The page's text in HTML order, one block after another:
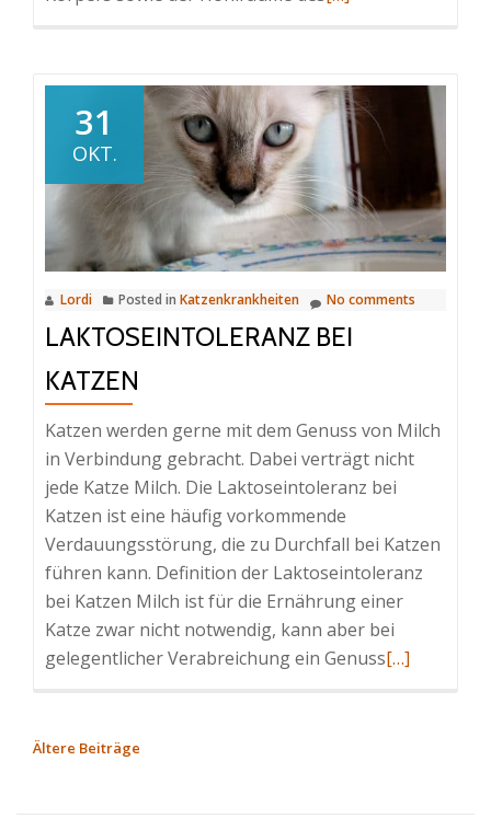
Katze
31
OKT.
Lordi Posted in Katzenkrankheiten No comments
LAKTOSEINTOLERANZ BEI
KATZEN
Katzen werden gerne mit dem Genuss von Milch
in Verbindung gebracht. Dabei verträgt nicht
jede Katze Milch. Die Laktoseintoleranz bei
Katzen ist eine häufig vorkommende
Verdauungsstörung, die zu Durchfall bei Katzen
führen kann. Definition der Laktoseintoleranz
bei Katzen Milch ist für die Ernährung einer
Katze zwar nicht notwendig, kann aber bei
gelegentlicher Verabreichung ein GenussRead
[…]
BEITRAGSNAVIGATION
Ältere Beiträge